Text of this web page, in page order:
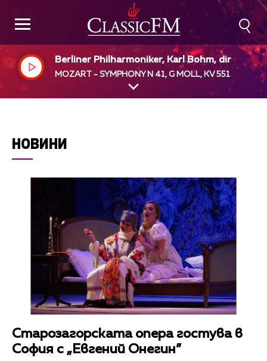
Berliner Philharmoniker, Karl Bohm, dir
MOZART - SYMPHONY N 41, G MOLL, KV 551
НОВИНИ
Старозагорската опера гостува в
София с „Евгений Онегин”